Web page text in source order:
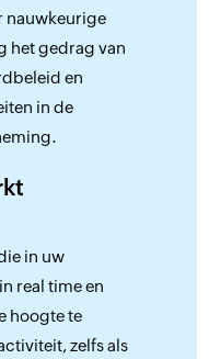
nauwkeurige
het gedrag van
en
in de
in uw
real time en
hoogte te
zelfs als